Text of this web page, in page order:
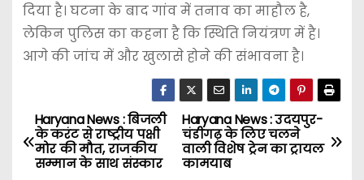
दिया है। घटना के बाद गांव में तनाव का माहौल है,
लेकिन पुलिस का कहना है कि स्थिति नियंत्रण में है।
आगे की जांच में और खुलासे होने की संभावना है।
P
o
Haryana News : उदयपुर-
चंडीगढ़ के लिए चलने
वाली विशेष ट्रेन का ट्रायल
कामयाब
Haryana News : बिजली
के करंट से राष्ट्रीय पक्षी
मोर की मौत, राजकीय
सम्मान के साथ संस्कार